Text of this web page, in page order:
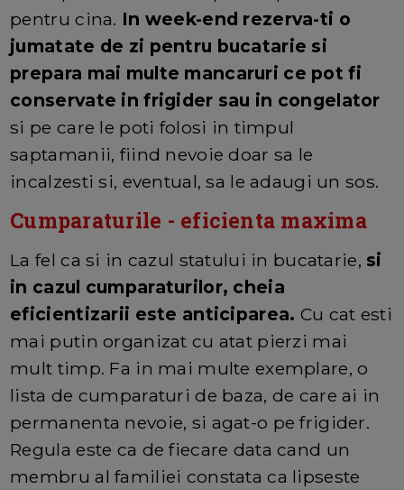
pentru cina. In week-end rezerva-ti o
jumatate de zi pentru bucatarie si
prepara mai multe mancaruri ce pot fi
conservate in frigider sau in congelator
si pe care le poti folosi in timpul
saptamanii, fiind nevoie doar sa le
incalzesti si, eventual, sa le adaugi un sos.
Cumparaturile - eficienta maxima
La fel ca si in cazul statului in bucatarie, si
in cazul cumparaturilor, cheia
eficientizarii este anticiparea. Cu cat esti
mai putin organizat cu atat pierzi mai
mult timp. Fa in mai multe exemplare, o
lista de cumparaturi de baza, de care ai in
permanenta nevoie, si agat-o pe frigider.
Regula este ca de fiecare data cand un
membru al familiei constata ca lipseste